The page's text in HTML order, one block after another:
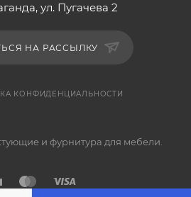
ул. Пугачева 2
НА РАССЫЛКУ
КОНФИДЕНЦИАЛЬНОСТИ
и фурнитура для мебели.